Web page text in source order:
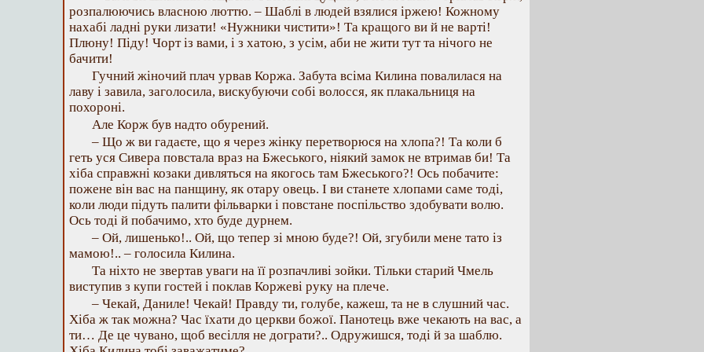
розпалюючись власною люттю. – Шаблі в людей взялися іржею! Кожному
нахабі ладні руки лизати! «Нужники чистити»! Та кращого ви й не варті!
Плюну! Піду! Чорт із вами, і з хатою, з усім, аби не жити тут та нічого не
бачити!
Гучний жіночий плач урвав Коржа. Забута всіма Килина повалилася на
лаву і завила, заголосила, вискубуючи собі волосся, як плакальниця на
похороні.
Але Корж був надто обурений.
– Що ж ви гадаєте, що я через жінку перетворюся на хлопа?! Та коли б
геть уся Сивера повстала враз на Бжеського, ніякий замок не втримав би! Та
хіба справжні козаки дивляться на якогось там Бжеського?! Ось побачите:
пожене він вас на панщину, як отару овець. І ви станете хлопами саме тоді,
коли люди підуть палити фільварки і повстане поспільство здобувати волю.
Ось тоді й побачимо, хто буде дурнем.
– Ой, лишенько!.. Ой, що тепер зі мною буде?! Ой, згубили мене тато із
мамою!.. – голосила Килина.
Та ніхто не звертав уваги на її розпачливі зойки. Тільки старий Чмель
виступив з купи гостей і поклав Коржеві руку на плече.
– Чекай, Даниле! Чекай! Правду ти, голубе, кажеш, та не в слушний час.
Хіба ж так можна? Час їхати до церкви божої. Панотець вже чекають на вас, а
ти… Де це чувано, щоб весілля не дограти?.. Одружишся, тоді й за шаблю.